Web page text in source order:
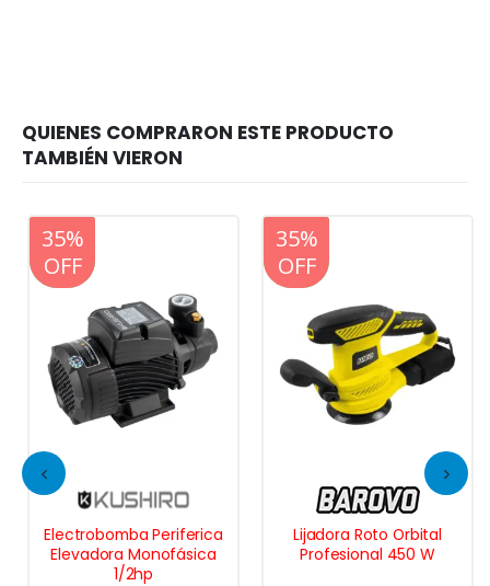
20%
OFF
35%
OFF
Electrobomba Periferica
Elevadora Monofásica
1/2hp
20%
OFF
35%
OFF
Lijadora Roto Orbital
Profesional 450 W